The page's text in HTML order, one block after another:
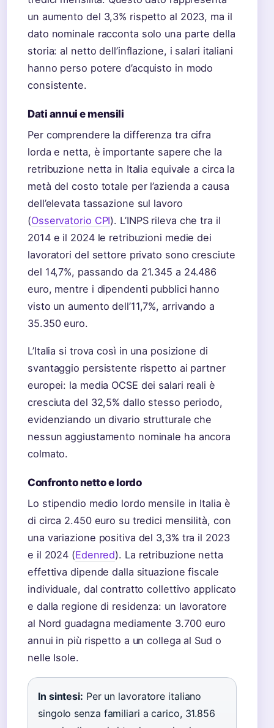
un aumento del 3,3% rispetto al 2023, ma il
dato nominale racconta solo una parte della
storia: al netto dell’inflazione, i salari italiani
hanno perso potere d’acquisto in modo
consistente.
Dati annui e mensili
Per comprendere la differenza tra cifra
lorda e netta, è importante sapere che la
retribuzione netta in Italia equivale a circa la
metà del costo totale per l’azienda a causa
dell’elevata tassazione sul lavoro
(Osservatorio CPI). L’INPS rileva che tra il
2014 e il 2024 le retribuzioni medie dei
lavoratori del settore privato sono cresciute
del 14,7%, passando da 21.345 a 24.486
euro, mentre i dipendenti pubblici hanno
visto un aumento dell’11,7%, arrivando a
35.350 euro.
L’Italia si trova così in una posizione di
svantaggio persistente rispetto ai partner
europei: la media OCSE dei salari reali è
cresciuta del 32,5% dallo stesso periodo,
evidenziando un divario strutturale che
nessun aggiustamento nominale ha ancora
colmato.
Confronto netto e lordo
Lo stipendio medio lordo mensile in Italia è
di circa 2.450 euro su tredici mensilità, con
una variazione positiva del 3,3% tra il 2023
e il 2024 (Edenred). La retribuzione netta
effettiva dipende dalla situazione fiscale
individuale, dal contratto collettivo applicato
e dalla regione di residenza: un lavoratore
al Nord guadagna mediamente 3.700 euro
annui in più rispetto a un collega al Sud o
nelle Isole.
In sintesi: Per un lavoratore italiano
singolo senza familiari a carico, 31.856